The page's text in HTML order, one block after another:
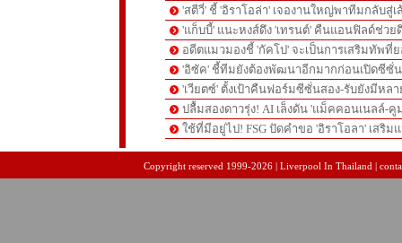
'สตีวี่' ชี้ 'อิราโอล่า' เจองานใหญ่พาทีมกลับสู่
'แก็บบี้' แนะหงส์ดึง 'เทรนต์' คืนแอนฟิลด์ช่วย
อดีตแมวมองชี้ 'กัคโป' จะเป็นการเสริมทัพที่
'อิซัค' ชี้ทีมยังต้องพัฒนาอีกมากก่อนเปิดซีซั่
'เวียตซ์' ตั้งเป้าคืนฟอร์มซีซั่นสอง-รับยังมีหล
ปลื้มสองดาวรุ่ง! AI เล็งดัน 'แม็คคอนเนลล์-
ใช้ที่มีอยู่ไป! FSG ปัดคำขอ 'อิราโอลา' เสริม
Copyright reserved 1999-2026 | Liverpool In Thailand |